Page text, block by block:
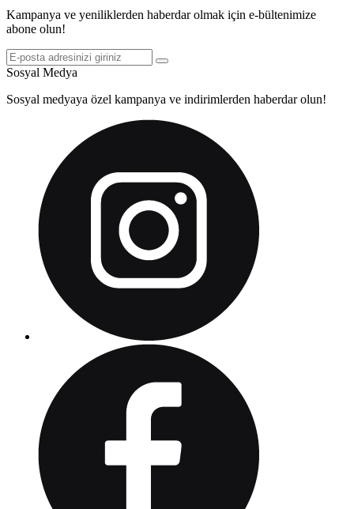
Kampanya ve yeniliklerden haberdar olmak için e-bültenimize
abone olun!
Sosyal Medya
Sosyal medyaya özel kampanya ve indirimlerden haberdar olun!